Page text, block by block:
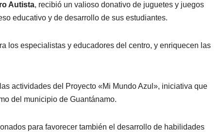
Autista, recibió un valioso donativo de juguetes y juegos
educativo y de desarrollo de sus estudiantes.
los especialistas y educadores del centro, y enriquecen las
actividades del Proyecto «Mi Mundo Azul», iniciativa que
del municipio de Guantánamo.
para favorecer también el desarrollo de habilidades